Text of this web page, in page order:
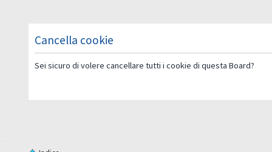
Cancella cookie
Sei sicuro di volere cancellare tutti i cookie di questa Board?